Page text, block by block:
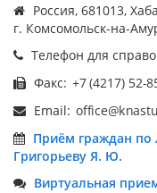
Россия, 681013,
г. Комсомольск-на-
Телефон для
Факс:
Email:
Приём граждан по
Григорьеву Я. Ю.
Виртуальная